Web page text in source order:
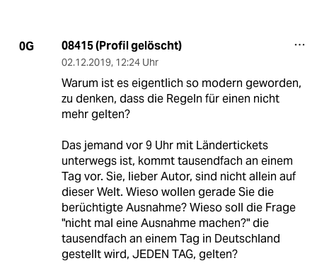
0G 08415 (Profil gelöscht)
02.12.2019, 12:24 Uhr
Warum ist es eigentlich so modern geworden,
zu denken, dass die Regeln für einen nicht
mehr gelten?
Das jemand vor 9 Uhr mit Ländertickets
unterwegs ist, kommt tausendfach an einem
Tag vor. Sie, lieber Autor, sind nicht allein auf
dieser Welt. Wieso wollen gerade Sie die
berüchtigte Ausnahme? Wieso soll die Frage
"nicht mal eine Ausnahme machen?" die
tausendfach an einem Tag in Deutschland
gestellt wird, JEDEN TAG, gelten?